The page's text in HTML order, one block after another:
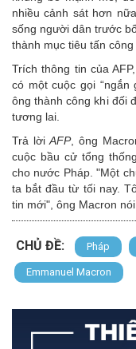
nhiều cảnh sát hơn
sống người dân trước
thành mục tiêu tấn công
Trích thông tin của
có một cuộc gọi “ngắn
ông thành công khi đối
tương lai.
Trả lờiAFP, ông
cuộc bầu cử tổng
cho nước Pháp. "Một
ta bắt đầu từ tối nay.
tin mới", ông
CHỦ ĐỀ: Pháp
Emmanuel Macron